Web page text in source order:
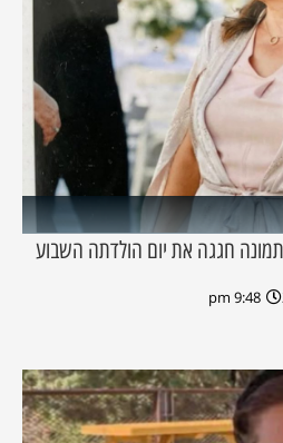
חגגה את יום הולדתה השבוע
9:48 pm